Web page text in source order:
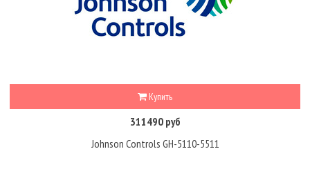
Купить
311490 руб
Johnson Controls GH-5110-5511